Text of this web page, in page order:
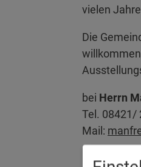
vielen
Die
bei Herrn
Tel. 08421/
Mail: